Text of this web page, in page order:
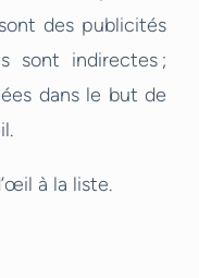
des publicités
sont indirectes ;
dans le but de
à la liste.